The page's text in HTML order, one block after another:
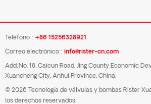
Teléfono : +86 15256328921
Correo electrónico : info@rister-cn.com
Add:No. 18, Caicun Road, Jing County Economic
Xuancheng City, Anhui Province, China.
© 2026 Tecnología de válvulas y bombas Rister
los derechos reservados.